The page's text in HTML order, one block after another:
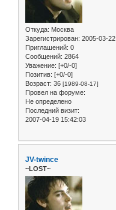
Откуда: Москва
Зарегистрирован: 2005-03-22
Приглашений: 0
Сообщений: 2864
Уважение: [+0/-0]
Позитив: [+0/-0]
Возраст: 36 [1989-08-17]
Провел на форуме:
Не определено
Последний визит:
2007-04-19 15:42:03
JV-twince
~LOST~